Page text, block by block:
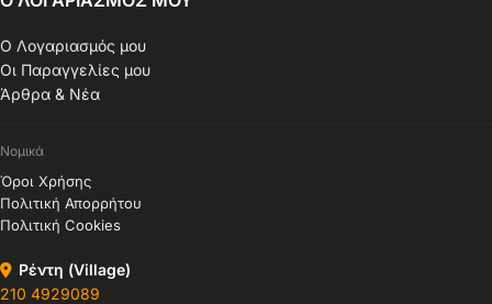
Ο Λογαριασμός μου
Οι Παραγγελίες μου
Άρθρα & Νέα
Νομικά
Όροι Χρήσης
Πολιτική Απορρήτου
Πολιτική Cookies
Ρέντη (Village)
210 4929089